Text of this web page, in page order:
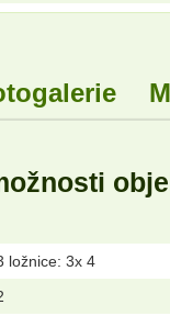
ložnice: 3x 4